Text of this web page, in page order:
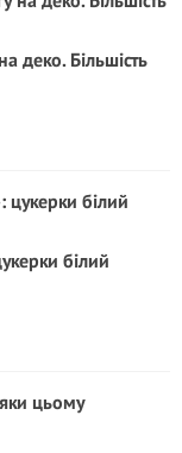
деко. Більшість
білий